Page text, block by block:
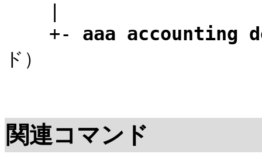
+- aaa accounting
ド）
関連コマンド